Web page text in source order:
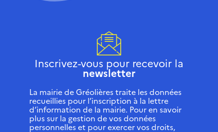
Inscrivez-vous pour recevoir la
newsletter
La mairie de Gréolières traite les données
recueillies pour l’inscription à la lettre
d’information de la mairie. Pour en savoir
plus sur la gestion de vos données
personnelles et pour exercer vos droits,